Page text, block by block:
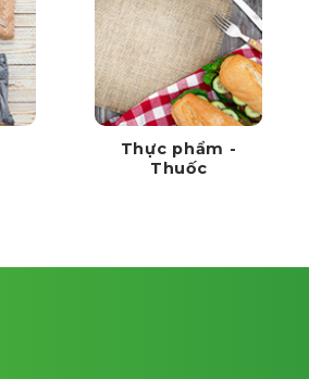
Thực phẩm -
Thuốc